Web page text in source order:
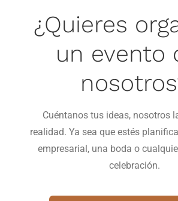
¿Quieres
un evento
Cuéntanos tus ideas, nosotros
realidad. Ya sea que estés
empresarial, una boda o
celebración.